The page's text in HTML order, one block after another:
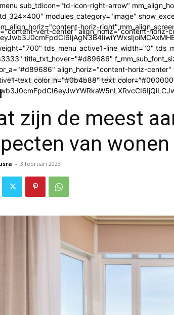
sub_tdicon="td-icon-right-arrow"
modules_category="image"
horiz-right"
tds_menu_active1-line_width="0"
title_txt_hover="#d89686"
align_horiz="content-horiz-
text_color_h="#0b4b88"
vert-center" align_horiz="content-horiz-
Wonen Wat zijn de meest aantrekkelijke aspecten van
zijn de meest
van
- 3 februari 2023